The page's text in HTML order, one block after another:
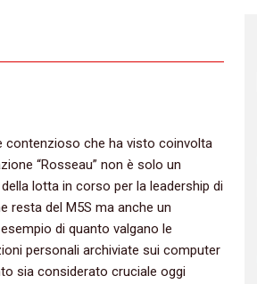
contenzioso che ha visto coinvolta
“Rosseau” non è solo un
lotta in corso per la leadership di
resta del M5S ma anche un
di quanto valgano le
personali archiviate sui computer
sia considerato cruciale oggi